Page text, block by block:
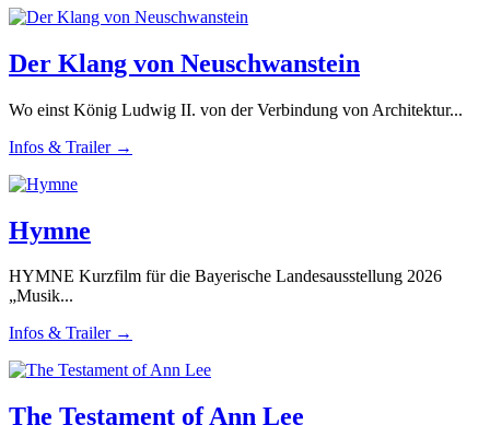
Der Klang von Neuschwanstein
Wo einst König Ludwig II. von der Verbindung von Architektur...
Infos & Trailer →
Hymne
HYMNE Kurzfilm für die Bayerische Landesausstellung 2026
„Musik...
Infos & Trailer →
The Testament of Ann Lee